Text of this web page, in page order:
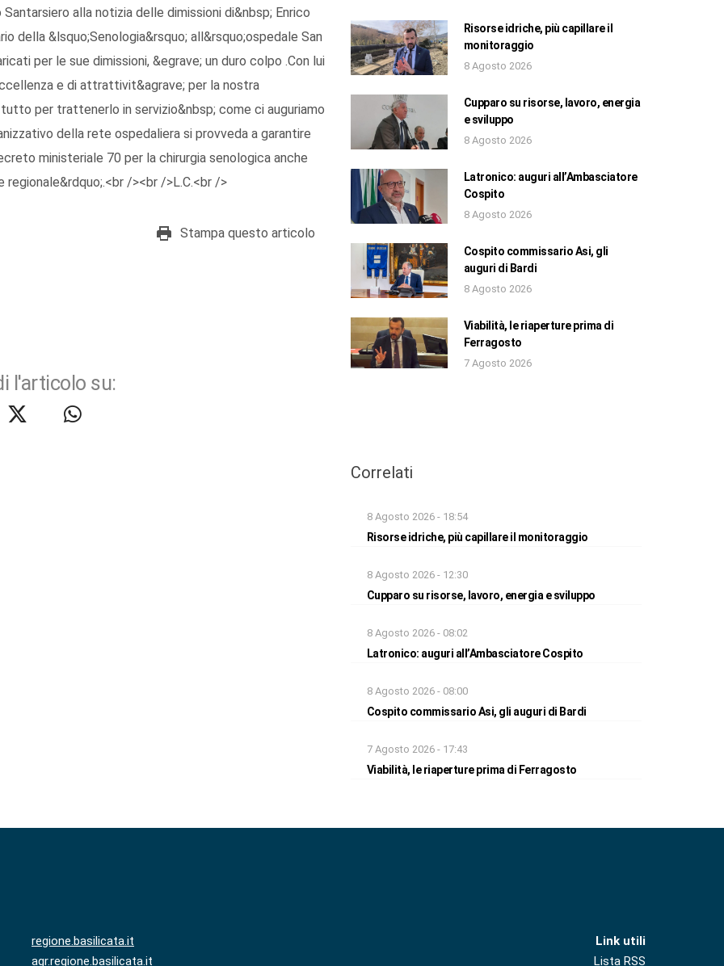
alla notizia delle dimissioni di&nbsp; Enrico
della &lsquo;Senologia&rsquo; all&rsquo;ospedale San
per le sue dimissioni, &egrave; un duro colpo .Con lui
e di attrattivit&agrave; per la nostra
per trattenerlo in servizio&nbsp; come ci auguriamo
della rete ospedaliera si provveda a garantire
ministeriale 70 per la chirurgia senologica anche
/><br />L.C.<br />
Stampa questo articolo
l'articolo su:
Risorse idriche, più capillare il
monitoraggio
8 Agosto 2026
Cupparo su risorse, lavoro, energia
e sviluppo
8 Agosto 2026
Latronico: auguri all’Ambasciatore
Cospito
8 Agosto 2026
Cospito commissario Asi, gli
auguri di Bardi
8 Agosto 2026
Viabilità, le riaperture prima di
Ferragosto
7 Agosto 2026
Correlati
8 Agosto 2026 - 18:54
Risorse idriche, più capillare il monitoraggio
8 Agosto 2026 - 12:30
Cupparo su risorse, lavoro, energia e sviluppo
8 Agosto 2026 - 08:02
Latronico: auguri all’Ambasciatore Cospito
8 Agosto 2026 - 08:00
Cospito commissario Asi, gli auguri di Bardi
7 Agosto 2026 - 17:43
Viabilità, le riaperture prima di Ferragosto
regione.basilicata.it
agr.regione.basilicata.it
Link utili
Lista RSS